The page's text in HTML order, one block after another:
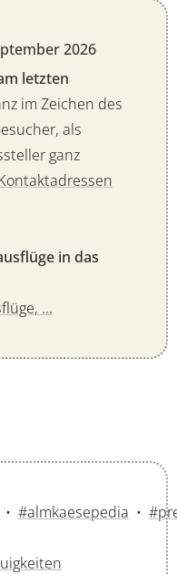
2026
letzten
im Zeichen des
als
ganz
in das
...
• #almkaesepedia •